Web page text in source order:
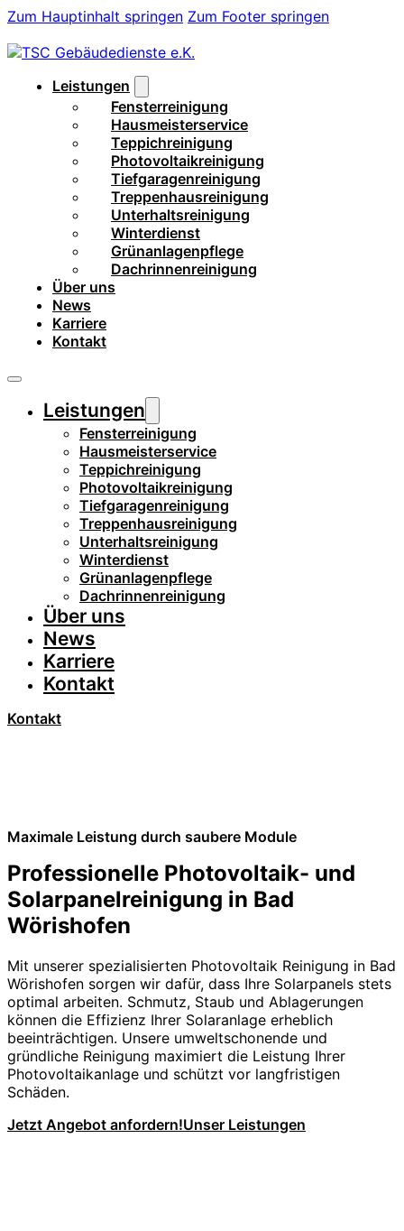
Zum Hauptinhalt springen Zum Footer springen
Leistungen
Fensterreinigung
Hausmeisterservice
Teppichreinigung
Photovoltaikreinigung
Tiefgaragenreinigung
Treppenhausreinigung
Unterhaltsreinigung
Winterdienst
Grünanlagenpflege
Dachrinnenreinigung
Über uns
News
Karriere
Kontakt
Leistungen
Fensterreinigung
Hausmeisterservice
Teppichreinigung
Photovoltaikreinigung
Tiefgaragenreinigung
Treppenhausreinigung
Unterhaltsreinigung
Winterdienst
Grünanlagenpflege
Dachrinnenreinigung
Über uns
News
Karriere
Kontakt
Kontakt
Maximale Leistung durch saubere Module
Professionelle Photovoltaik- und
Solarpanelreinigung in Bad
Wörishofen
Mit unserer spezialisierten Photovoltaik Reinigung in Bad
Wörishofen sorgen wir dafür, dass Ihre Solarpanels stets
optimal arbeiten. Schmutz, Staub und Ablagerungen
können die Effizienz Ihrer Solaranlage erheblich
beeinträchtigen. Unsere umweltschonende und
gründliche Reinigung maximiert die Leistung Ihrer
Photovoltaikanlage und schützt vor langfristigen
Schäden.
Jetzt Angebot anfordern!Unser Leistungen